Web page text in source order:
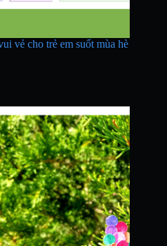
vẻ cho trẻ em suốt mùa hè